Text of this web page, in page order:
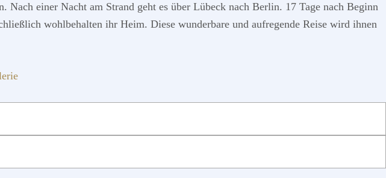
Nach einer Nacht am Strand geht es über Lübeck nach Berlin. 17 Tage nach Beginn
wohlbehalten ihr Heim. Diese wunderbare und aufregende Reise wird ihnen